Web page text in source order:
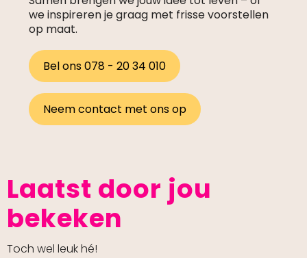
we inspireren je graag met frisse voorstellen
op maat.
Bel ons 078 - 20 34 010
Neem contact met ons op
Laatst door jou
bekeken
Toch wel leuk hé!